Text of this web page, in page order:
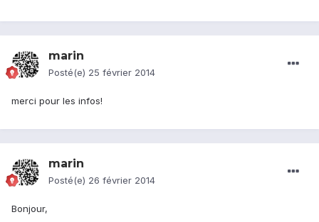
marin
Posté(e) 25 février 2014
merci pour les infos!
marin
Posté(e) 26 février 2014
Bonjour,